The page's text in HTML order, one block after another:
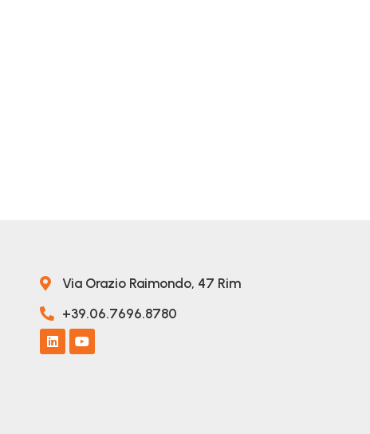
Via Orazio Raimondo, 47 Rim
+39.06.7696.8780